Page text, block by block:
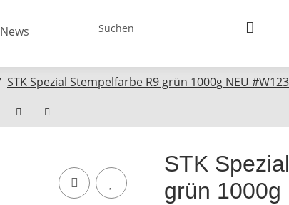
News
STK Spezial Stempelfarbe R9 grün 1000g NEU
STK
grün 1000g